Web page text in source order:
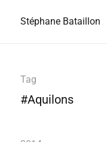
Stéphane Bataillon
Tag
#Aquilons